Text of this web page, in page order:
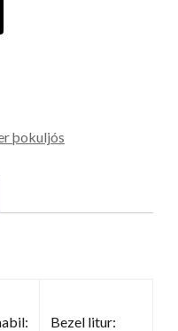
þokuljós
Bezel litur: